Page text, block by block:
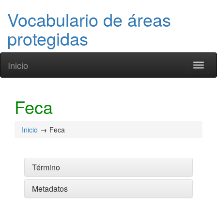
Vocabulario de áreas
protegidas
Inicio
Feca
Inicio Feca
Término
Metadatos